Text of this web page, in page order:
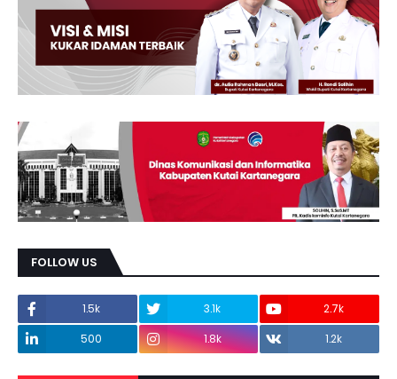
FOLLOW US
1.5k 3.1k
2.7k
500
1.8k 1.2k